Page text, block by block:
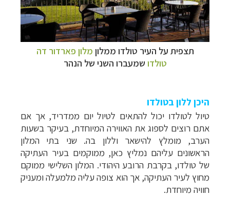
תצפית על העיר טולדו ממלון מלון פארדור דה
טולדו שמעברו השני של הנהר
היכן ללון בטולדו
טיול לטולדו יכול להתאים לטיול יום ממדריד, אך אם
אתם רוצים לספוג את האווירה המיוחדת, בעיקר בשעות
הערב, מומלץ להישאר וללון בה. שני בתי המלון
הראשונים עליהם נמליץ כאן, ממוקמים בעיר העתיקה
של טולדו, בקרבת הרובע היהודי. המלון השלישי ממוקם
מחוץ לעיר העתיקה, אך הוא צופה עליה מלמעלה ומעניק
חוויה מיוחדת.